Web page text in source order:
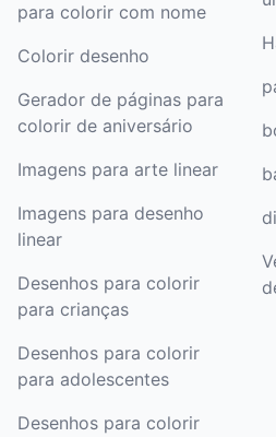
para colorir com nome
Colorir desenho
Gerador de páginas para
colorir de aniversário
Imagens para arte linear
Imagens para desenho
linear
Desenhos para colorir
para crianças
Desenhos para colorir
para adolescentes
Desenhos para colorir